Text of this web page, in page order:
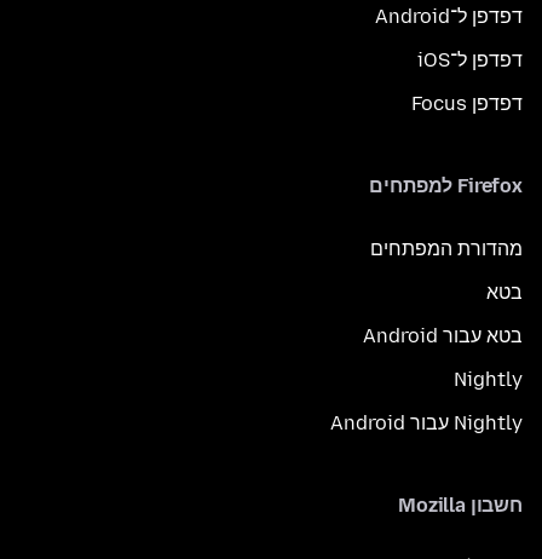
דפדפן ל־Android
דפדפן ל־iOS
דפדפן Focus
Firefox למפתחים
מהדורת המפתחים
בטא
בטא עבור Android
Nightly
Nightly עבור Android
חשבון Mozilla